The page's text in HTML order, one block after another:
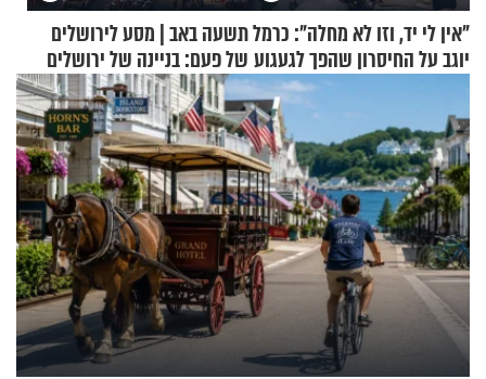
"אין לי יד, וזו לא מחלה": כרמל
יוגב על החיסרון שהפך לגעגוע
תשעה באב | מסע לירושלים
של פעם: בניינה של ירושלים